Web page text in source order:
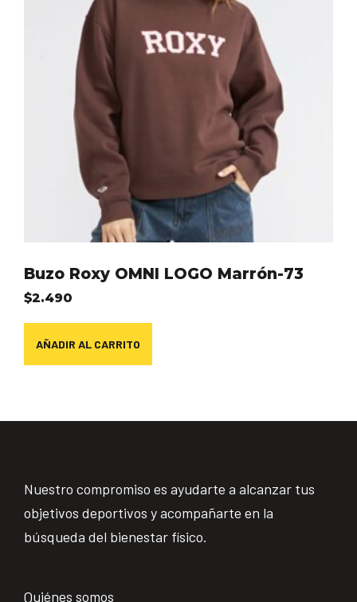
Buzo Roxy OMNI LOGO Marrón-73
$2.490
AÑADIR AL CARRITO
Nuestro compromiso es ayudarte a alcanzar tus
objetivos deportivos y acompañarte en la
búsqueda del bienestar físico.
Quiénes somos